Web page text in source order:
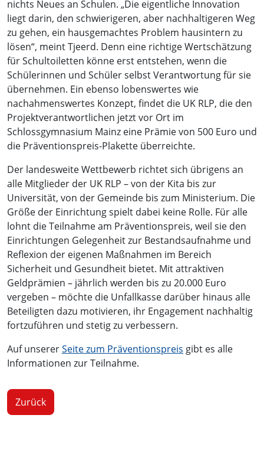
nichts Neues an Schulen. „Die eigentliche Innovation
liegt darin, den schwierigeren, aber nachhaltigeren Weg
zu gehen, ein hausgemachtes Problem hausintern zu
lösen“, meint Tjeerd. Denn eine richtige Wertschätzung
für Schultoiletten könne erst entstehen, wenn die
Schülerinnen und Schüler selbst Verantwortung für sie
übernehmen. Ein ebenso lobenswertes wie
nachahmenswertes Konzept, findet die UK RLP, die den
Projektverantwortlichen jetzt vor Ort im
Schlossgymnasium Mainz eine Prämie von 500 Euro und
die Präventionspreis-Plakette überreichte.
Der landesweite Wettbewerb richtet sich übrigens an
alle Mitglieder der UK RLP – von der Kita bis zur
Universität, von der Gemeinde bis zum Ministerium. Die
Größe der Einrichtung spielt dabei keine Rolle. Für alle
lohnt die Teilnahme am Präventionspreis, weil sie den
Einrichtungen Gelegenheit zur Bestandsaufnahme und
Reflexion der eigenen Maßnahmen im Bereich
Sicherheit und Gesundheit bietet. Mit attraktiven
Geldprämien – jährlich werden bis zu 20.000 Euro
vergeben – möchte die Unfallkasse darüber hinaus alle
Beteiligten dazu motivieren, ihr Engagement nachhaltig
fortzuführen und stetig zu verbessern.
Auf unsererSeite zum Präventionspreis gibt es alle
Informationen zur Teilnahme.
Zurück